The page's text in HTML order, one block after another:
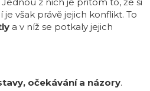
však právě jejich konflikt. To
a v níž se potkaly jejich
očekávání a názory.